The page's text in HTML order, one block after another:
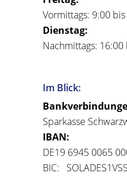
Vormittags: 9:00
Dienstag:
Nachmittags:
Im Blick:
Sparkasse
IBAN:
DE19 6945 0065
BIC: SOLADES1VSS